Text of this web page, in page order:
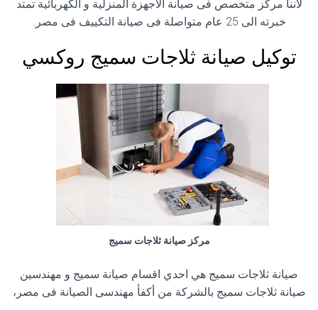
لآننا مركز متخصص فى صيانة الاجهزة المنزلية و الكهربائية تمتد
خبرته الى 25 عام متواصلة فى صيانة التكييف فى مصر.
توكيل صيانة ثلاجات سميج روكسي
مركز صيانة ثلاجات سميج
صيانة ثلاجات سميج هي احدي اقسام صيانة سميج و مهندسين
صيانة ثلاجات سميج بالشركة من أكفأ مهندسى الصيانة فى مصر،